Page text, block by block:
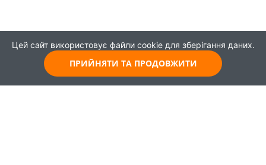
Цей сайт використовує файли cookie для зберігання даних.
ПРИЙНЯТИ ТА ПРОДОВЖИТИ